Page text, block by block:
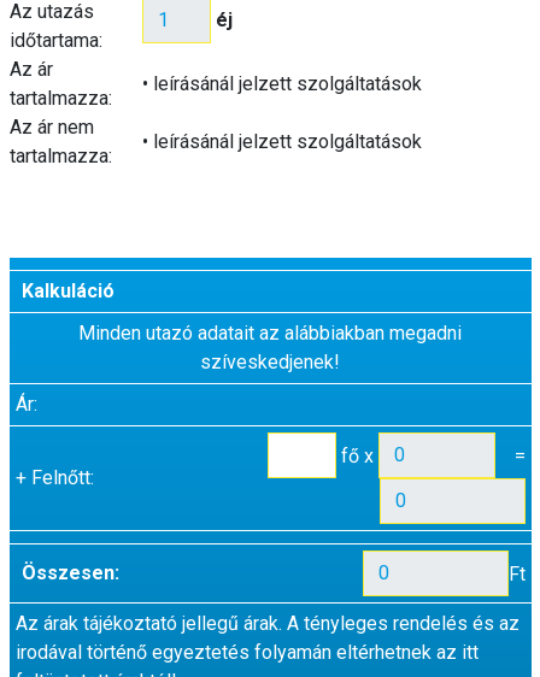
Az utazás
időtartama:
éj
Az ár
tartalmazza:
• leírásánál jelzett szolgáltatások
Az ár nem
tartalmazza:
• leírásánál jelzett szolgáltatások
Kalkuláció
Minden utazó adatait az alábbiakban megadni
szíveskedjenek!
Ár:
+Felnőtt:
fő x =
Összesen: Ft
Az árak tájékoztató jellegű árak. A tényleges rendelés és az
irodával történő egyeztetés folyamán eltérhetnek az itt